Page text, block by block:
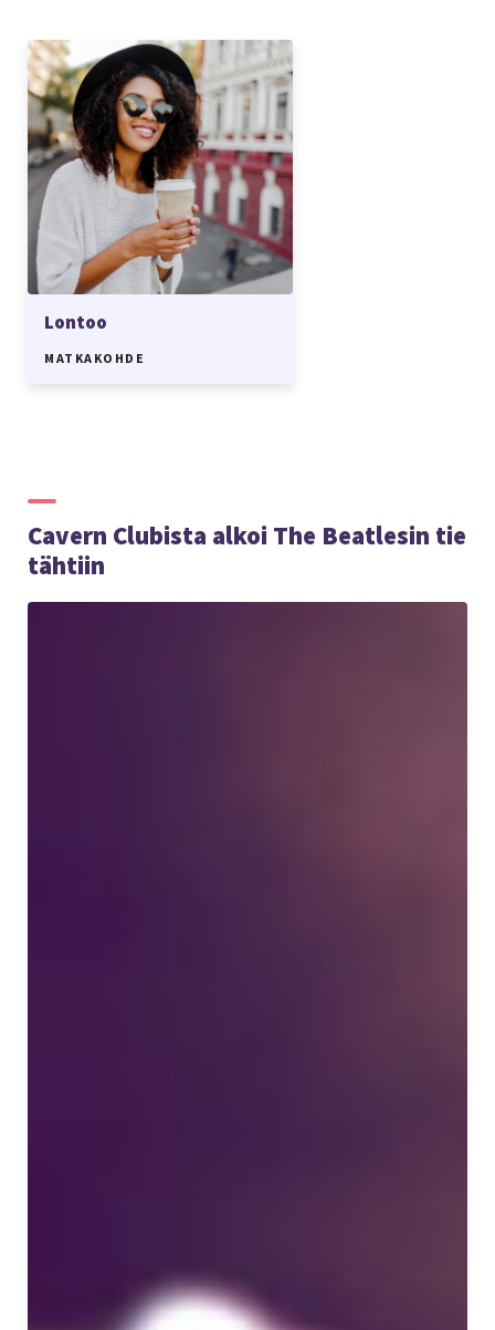
Lontoo
MATKAKOHDE
Cavern Clubista alkoi The Beatlesin tie
tähtiin